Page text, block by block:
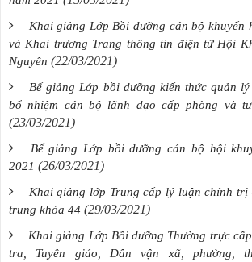
Khai giảng Lớp Bồi dưỡng cán bộ khuyến
và Khai trương Trang thông tin điện tử Hội
Nguyên (22/03/2021)
Bế giảng Lớp bồi dưỡng kiến thức quản
bổ nhiệm cán bộ lãnh đạo cấp phòng và
(23/03/2021)
Bế giảng Lớp bồi dưỡng cán bộ hội
2021 (26/03/2021)
Khai giảng lớp Trung cấp lý luận chính trị
trung khóa 44 (29/03/2021)
Khai giảng Lớp Bồi dưỡng Thường trực
tra, Tuyên giáo, Dân vận xã, phường,